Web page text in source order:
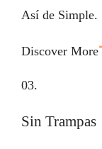
Así de Simple.
Discover More
03.
Sin Trampas